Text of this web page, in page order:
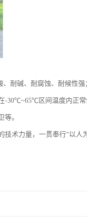
耐碱、耐腐蚀、耐候性
-30℃~65℃区间温度内正常
等。
术力量，一贯奉行“以人